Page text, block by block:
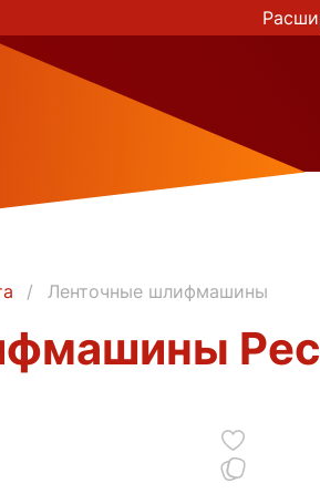
Ленточные шлифмашины